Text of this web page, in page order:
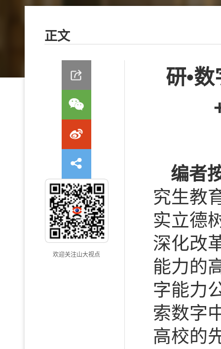
正文
欢迎关注山大视点
研•
编者
究生教
实立德
深化改
能力的
字能力
索数字
高校的